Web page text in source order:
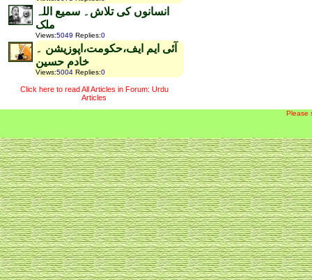
انسانوں کی تلاش۔ سمیع اللہ
ملک
Views:5049 Replies:0
آئی ایم ایف،حکومت،اپوزیشن ۔
خادم حسین
Views:5004 Replies:0
Click here to read All Articles in Forum: Urdu
Articles
Please